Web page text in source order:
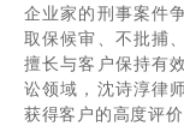
企业家的刑事案件
取保候审、不批捕
擅长与客户保持有
讼领域，沈诗淳律
获得客户的高度评价